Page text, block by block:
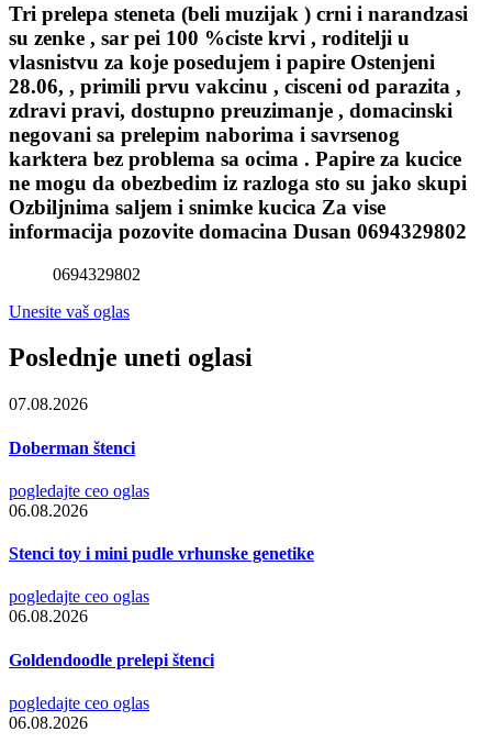
Tri prelepa steneta (beli muzijak ) crni i narandzasi
su zenke , sar pei 100 %ciste krvi , roditelji u
vlasnistvu za koje posedujem i papire Ostenjeni
28.06, , primili prvu vakcinu , cisceni od parazita ,
zdravi pravi, dostupno preuzimanje , domacinski
negovani sa prelepim naborima i savrsenog
karktera bez problema sa ocima . Papire za kucice
ne mogu da obezbedim iz razloga sto su jako skupi
Ozbiljnima saljem i snimke kucica Za vise
informacija pozovite domacina Dusan 0694329802
0694329802
Unesite vaš oglas
Poslednje uneti oglasi
07.08.2026
Doberman štenci
pogledajte ceo oglas
06.08.2026
Stenci toy i mini pudle vrhunske genetike
pogledajte ceo oglas
06.08.2026
Goldendoodle prelepi štenci
pogledajte ceo oglas
06.08.2026